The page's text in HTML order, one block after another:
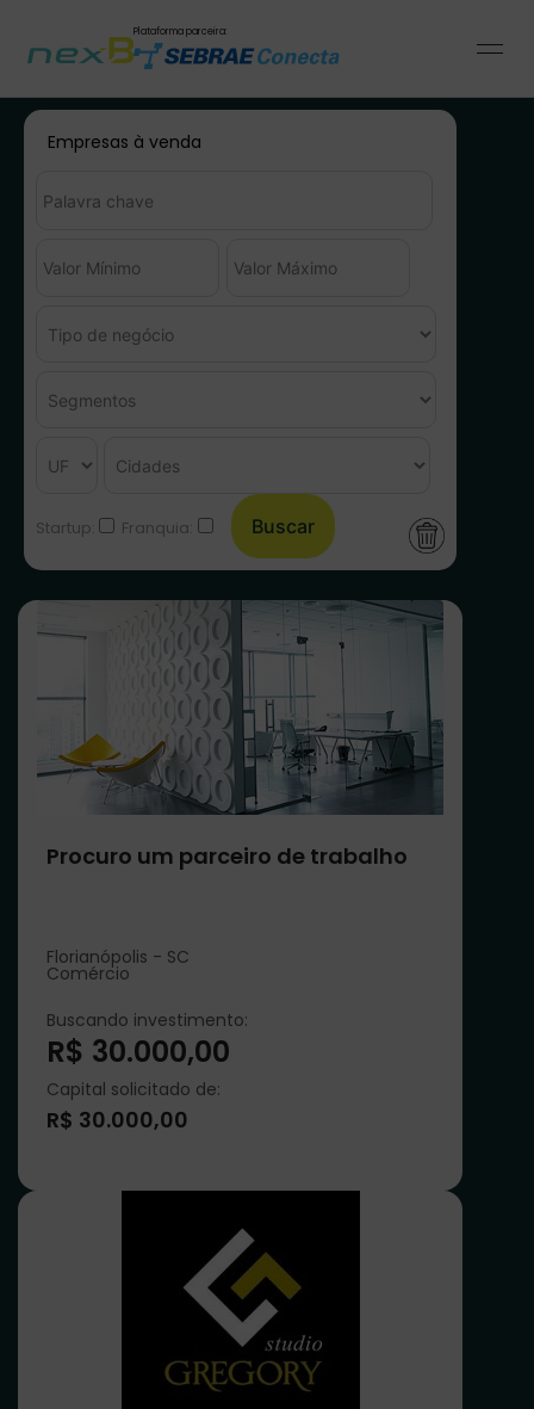
Plataforma parceira:
Empresas à venda
Startup: Franquia:
Procuro um parceiro de trabalho
Florianópolis - SC
Comércio
Buscando investimento:
R$ 30.000,00
Capital solicitado de:
R$ 30.000,00